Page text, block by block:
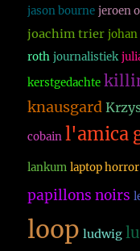
jason bourne jeroen
joachim trier johan
roth journalistiek
kerstgedachte
knausgard
cobain l'amica
lankum laptop horror
papillons noirs
loop ludwig